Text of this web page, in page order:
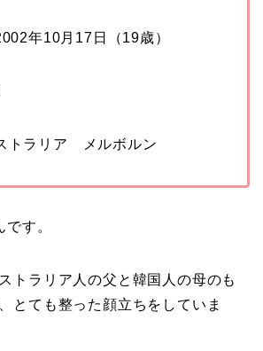
年10月17 日（19歳）
トラリア メルボルン
す。
トラリア人の父と韓国人の母のも
とても整った顔立ちをしていま